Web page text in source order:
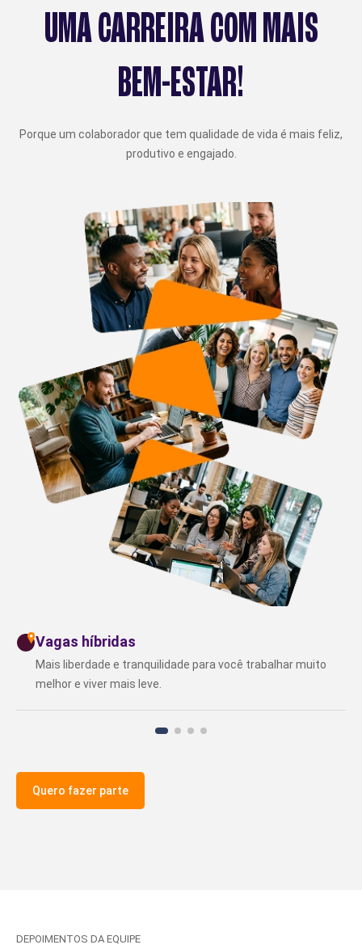
UMA CARREIRA COM MAIS
BEM-ESTAR!
Porque um colaborador que tem qualidade de vida é mais feliz,
produtivo e engajado.
Vagas híbridas
Mais liberdade e tranquilidade para você trabalhar muito
melhor e viver mais leve.
Quero fazer parte
DEPOIMENTOS DA EQUIPE